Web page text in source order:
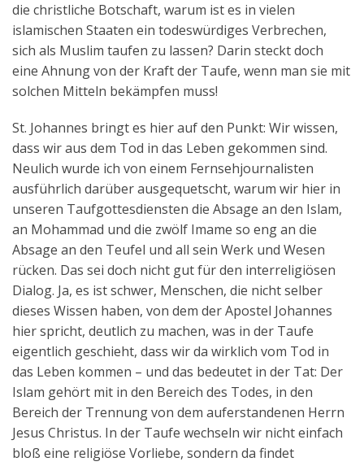
die christliche Botschaft, warum ist es in vielen
islamischen Staaten ein todeswürdiges Verbrechen,
sich als Muslim taufen zu lassen? Darin steckt doch
eine Ahnung von der Kraft der Taufe, wenn man sie mit
solchen Mitteln bekämpfen muss!
St. Johannes bringt es hier auf den Punkt: Wir wissen,
dass wir aus dem Tod in das Leben gekommen sind.
Neulich wurde ich von einem Fernsehjournalisten
ausführlich darüber ausgequetscht, warum wir hier in
unseren Taufgottesdiensten die Absage an den Islam,
an Mohammad und die zwölf Imame so eng an die
Absage an den Teufel und all sein Werk und Wesen
rücken. Das sei doch nicht gut für den interreligiösen
Dialog. Ja, es ist schwer, Menschen, die nicht selber
dieses Wissen haben, von dem der Apostel Johannes
hier spricht, deutlich zu machen, was in der Taufe
eigentlich geschieht, dass wir da wirklich vom Tod in
das Leben kommen – und das bedeutet in der Tat: Der
Islam gehört mit in den Bereich des Todes, in den
Bereich der Trennung von dem auferstandenen Herrn
Jesus Christus. In der Taufe wechseln wir nicht einfach
bloß eine religiöse Vorliebe, sondern da findet